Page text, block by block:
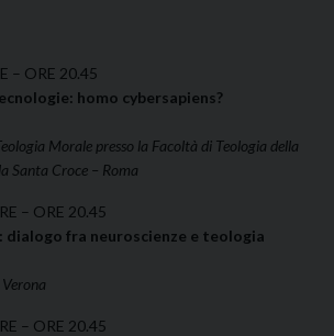
– ORE 20.45
homo cybersapiens?
Morale presso la Facoltà di Teologia della
Santa Croce – Roma
– ORE 20.45
dialogo fra neuroscienze e teologia
Verona
– ORE 20.45